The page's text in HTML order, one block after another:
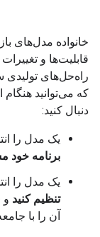
قابلیت‌ها و
راه‌حل‌های
دنبال کنید:
یک مدل را
برنامه خود
یک مدل را
تنظیم کنید و
آن را با